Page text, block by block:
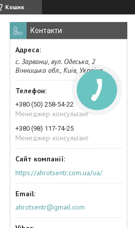
Кошик
Контакти
с. Зарванці, вул. Одеська, 2
Вінницька обл., Київ, Україна
+380 (50) 258-54-22
Менеджер-консультант
+380 (98) 117-74-25
Менеджер-консультант
https://ahrotsentr.com.ua/ua/
ahrotsentr@gmail.com